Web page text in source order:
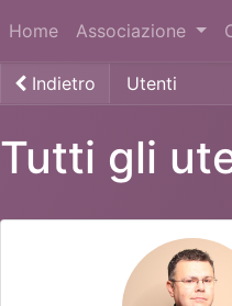
Home Associazione
Indietro Utenti
Tutti gli